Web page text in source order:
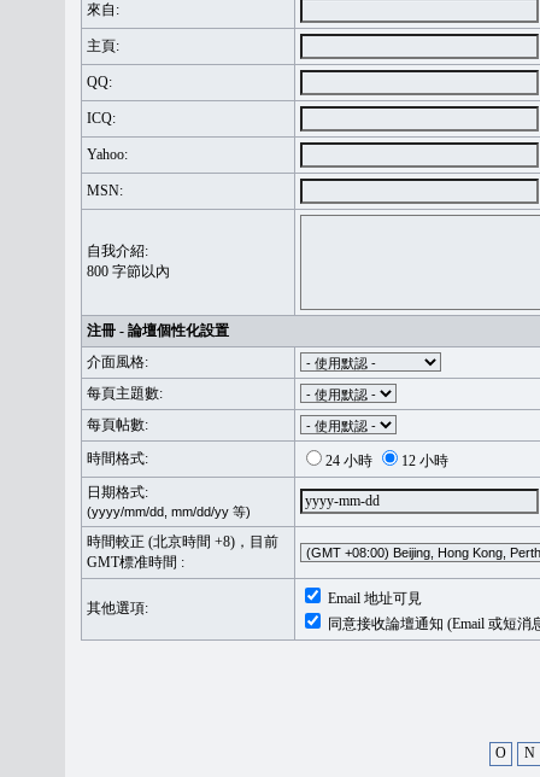
來自:
主頁:
QQ:
ICQ:
Yahoo:
MSN:
自我介紹:
800 字節以內
注冊 - 論壇個性化設置
介面風格:
每頁主題數:
每頁帖數:
時間格式:
24 小時
12 小時
日期格式:
(yyyy/mm/dd, mm/dd/yy 等)
時間較正 (北京時間 +8)，目前
GMT標准時間 :
其他選項:
Email 地址可見
同意接收論壇通知 (Email 或短消
O N